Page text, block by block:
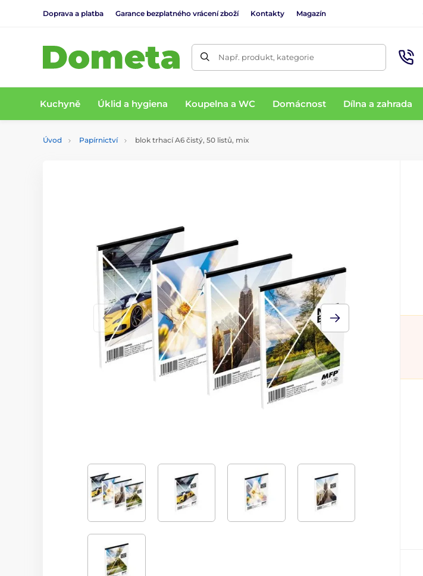
Doprava a platba Garance bezplatného vrácení zboží Kontakty Magazín
Např. produkt, kategorie
Kuchyně Úklid a hygiena Koupelna a WC Domácnost Dílna a zahrada
Úvod Papírnictví blok trhací A6 čistý, 50 listů, mix